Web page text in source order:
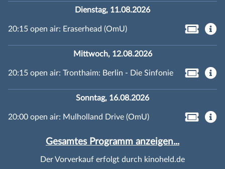
Dienstag, 11.08.2026
20:15 open air: Eraserhead (OmU)
Mittwoch, 12.08.2026
20:15 open air: Tronthaim: Berlin - Die Sinfonie
Sonntag, 16.08.2026
20:00 open air: Mulholland Drive (OmU)
Gesamtes Programm anzeigen...
Der Vorverkauf erfolgt durch kinoheld.de